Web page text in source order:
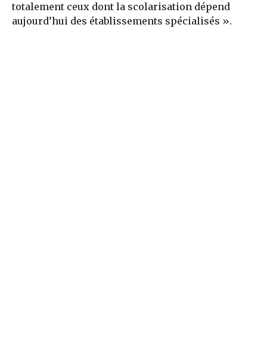
totalement ceux dont la scolarisation dépend
aujourd’hui des établissements spécialisés ».